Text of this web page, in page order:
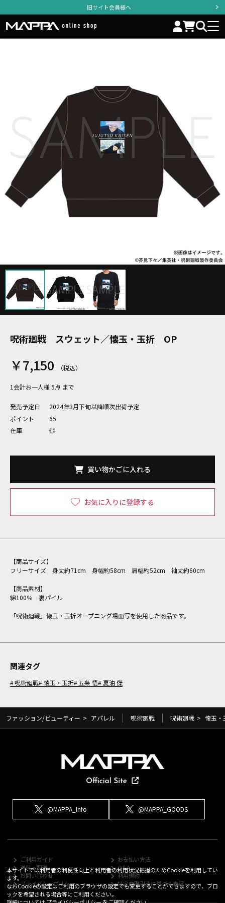
旧サイト会員様へ
呪術廻戦 スウェット／懐玉・玉折 OP
￥7,150
1会計お一人様 5点 まで
発売予定日
2024年3月下旬以降順次出荷予定
ポイント
65
在庫
◎
買い物かごに入れる
お気に入りに登録する
【商品サイズ】
フリーサイズ 身丈約71cm 身幅約58cm 肩幅約52cm 袖丈約60cm
【商品素材】
綿100％ 裏パイル
「呪術廻戦」懐玉・玉折オープニング場面写を使用した商品です。
関連タグ
呪術廻戦 懐玉・玉折 五条 悟 夏油 傑
ファッション/ビューティー > アパレル 呪術廻戦 呪術廻戦 > 懐玉・
@MAPPA_Info @MAPPA_GOODS
ご利用ガイド
お支払い方法
送料・配送
Q&A
お問い合わせ
利用規約
プライバシーポリシー
特定商取引法に基づく表記
本サイトでは利用者の利便性向上と利用者の利用状況把握のためCookieを利用してい
ます。
なおCookieの設定はご利用のブラウザの設定でも変更することができますので、ブロ
ックを希望される場合等にご利用ください。